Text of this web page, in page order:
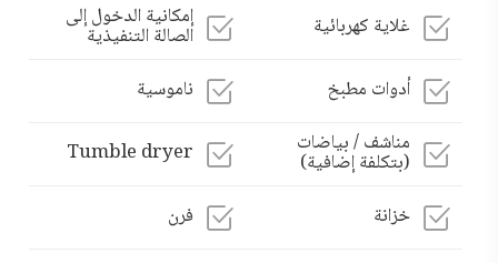
غلاية كهربائية
إمكانية الدخول إلى
الصالة التنفيذية
أدوات مطبخ
ناموسية
مناشف / بياضات
(بتكلفة إضافية)
Tumble dryer
خزانة
فرن